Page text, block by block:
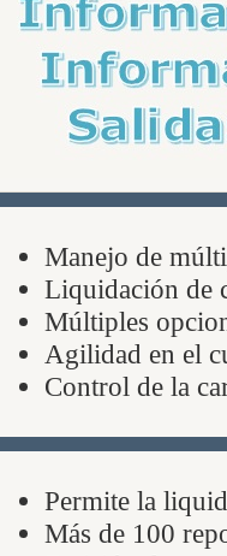
Manejo de
Liquidación de
Múltiples
Agilidad en el
Control de la
Permite la
Más de 100